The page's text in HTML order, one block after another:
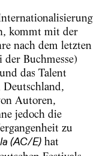
kommt mit der
nach dem letzten
Buchmesse)
das Talent
Deutschland,
Autoren,
jedoch die
zu
(AC/E)hat